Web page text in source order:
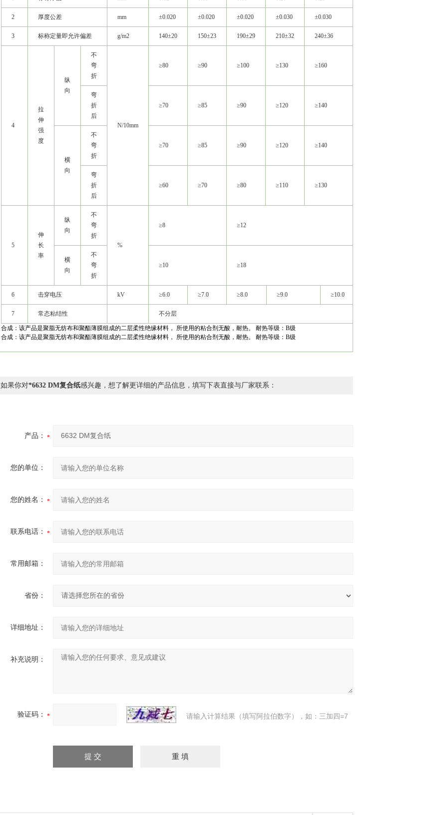
2 厚度公差 mm ±0.020 ±0.020 ±0.020 ±0.030 ±0.030
3 标称定量即允许偏差 g/m2 140±20 150±23 190±29 210±32 240±36
4
拉
伸
强
度
纵
向
不
弯
折
N/10mm
≥80 ≥90 ≥100 ≥130 ≥160
弯
折
后
≥70 ≥85 ≥90 ≥120 ≥140
横
向
不
弯
折
≥70 ≥85 ≥90 ≥120 ≥140
弯
折
后
≥60 ≥70 ≥80 ≥110 ≥130
5
伸
长
率
纵
向
不
弯
折
%
≥8 ≥12
横
向
不
弯
折
≥10 ≥18
6 击穿电压 kV ≥6.0 ≥7.0 ≥8.0 ≥9.0 ≥10.0
7 常态粘结性 不分层
合成：该产品是聚脂无纺布和聚酯薄膜组成的二层柔性绝缘材料， 所使用的粘合剂无酸，耐热。 耐热等级：B级
合成：该产品是聚脂无纺布和聚酯薄膜组成的二层柔性绝缘材料， 所使用的粘合剂无酸，耐热。 耐热等级：B级
如果你对*6632 DM复合纸感兴趣，想了解更详细的产品信息，填写下表直接与厂家联系：
产品：
您的单位：
您的姓名：
联系电话：
常用邮箱：
省份：
详细地址：
补充说明：
验证码： 请输入计算结果（填写阿拉伯数字），如：三加四=7